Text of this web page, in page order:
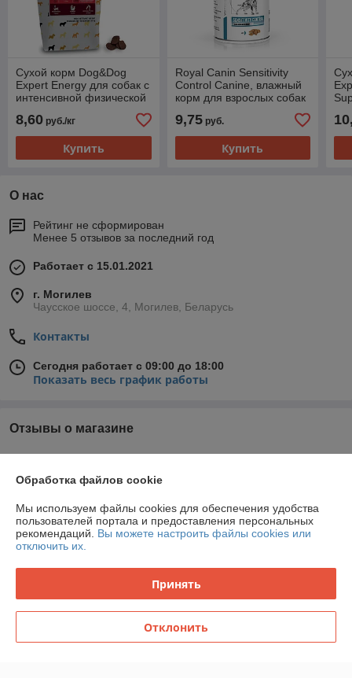
Сухой корм Dog&Dog
Expert Energy для собак с
интенсивной физической
говядины (развес)
8,60 руб./кг
Купить
Royal Canin Sensitivity
Control Canine, влажный
корм для взрослых собак
со вкусом курицы, 410г.,
(Австрия)
9,75руб.
Купить
О нас
Рейтинг не сформирован
Менее 5 отзывов за последний год
Работает с 15.01.2021
г. Могилев
Чаусское шоссе, 4, Могилев, Беларусь
Контакты
Сегодня работает с 09:00 до 18:00
Показать весь график работы
Отзывы о магазине
У компании пока нет отзывов, добавьте первый
О нас
Контакты
График работы
Обработка файлов cookie
Мы используем файлы cookies для обеспечения удобства
пользователей портала и предоставления персональных
рекомендаций. Вы можете настроить файлы cookies или
отключить их.
Принять
Отклонить